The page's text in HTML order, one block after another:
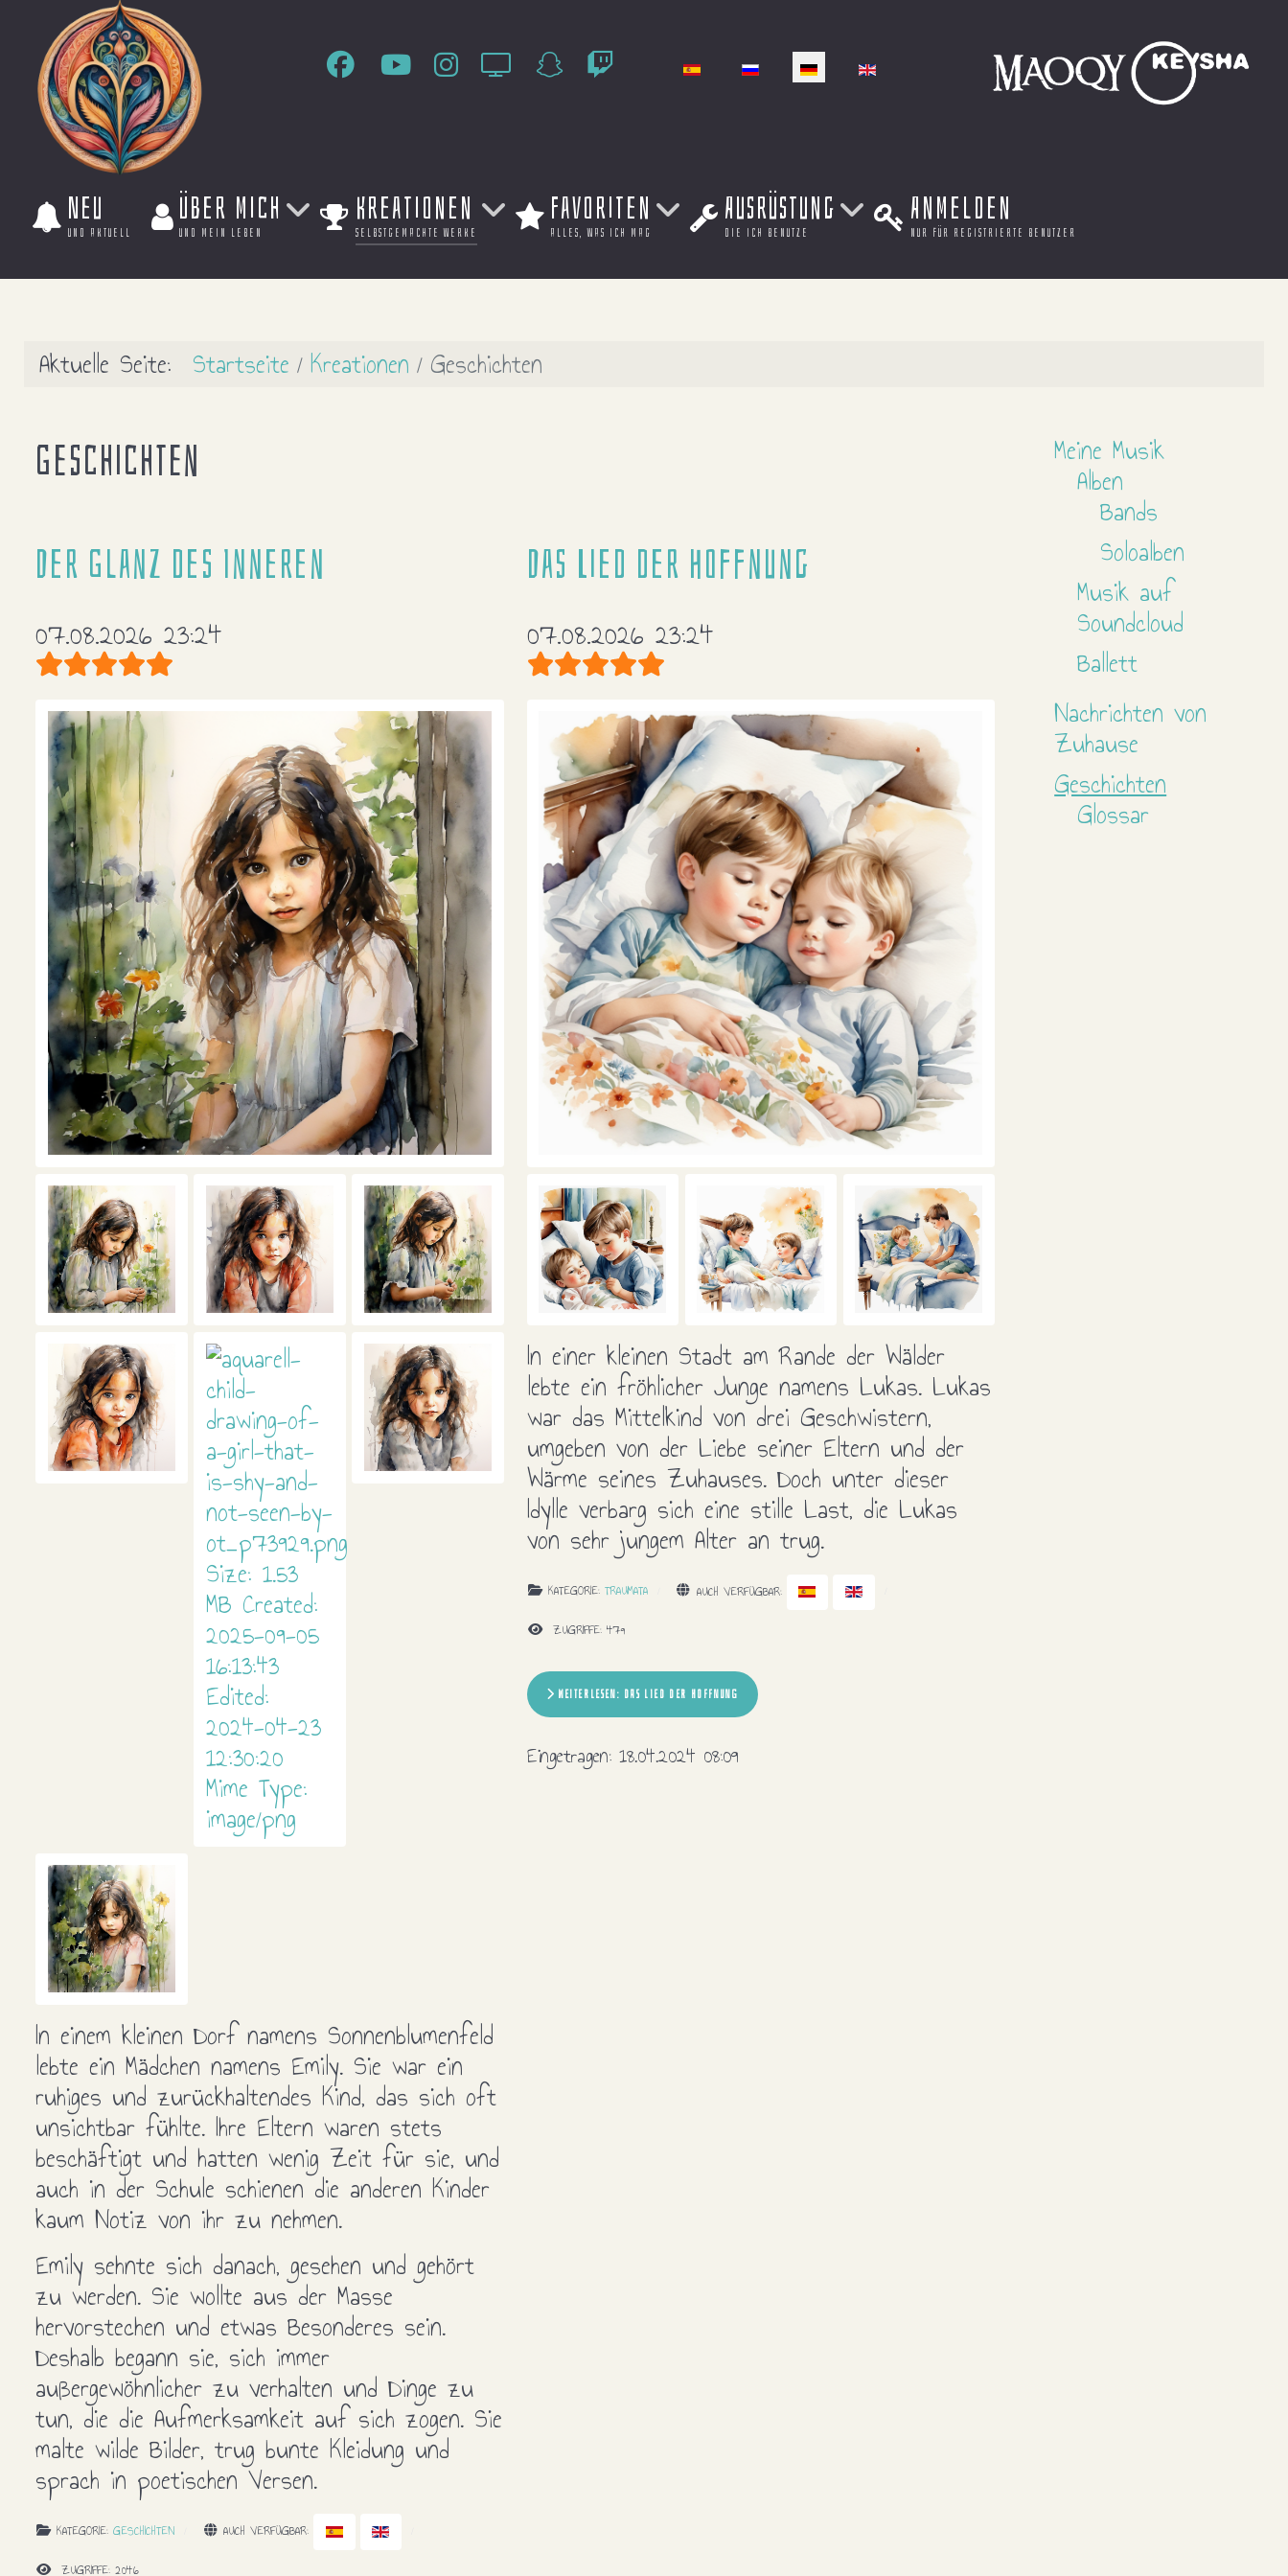
Sprache auswählen
Neu
und aktuell
Über mich
und mein leben
Kreationen
selbstgemachte werke
Favoriten
alles, was ich mag
Ausrüstung
die ich benutze
Anmelden
nur für registrierte benutzer
Aktuelle Seite: Startseite Kreationen Geschichten
Geschichten
Der Glanz des Inneren
07.08.2026 23:24
Bewertung: 5/
In einem kleinen Dorf namens Sonnenblumenfeld
lebte ein Mädchen namens Emily. Sie war ein
ruhiges und zurückhaltendes Kind, das sich oft
unsichtbar fühlte. Ihre Eltern waren stets
beschäftigt und hatten wenig Zeit für sie, und
auch in der Schule schienen die anderen Kinder
kaum Notiz von ihr zu nehmen.
Emily sehnte sich danach, gesehen und gehört
zu werden. Sie wollte aus der Masse
hervorstechen und etwas Besonderes sein.
Deshalb begann sie, sich immer
außergewöhnlicher zu verhalten und Dinge zu
tun, die die Aufmerksamkeit auf sich zogen. Sie
malte wilde Bilder, trug bunte Kleidung und
sprach in poetischen Versen.
KATEGORIE: GESCHICHTEN AUCH VERFÜGBAR:
ZUGRIFFE: 2046
Das Lied der Hoffnung
07.08.2026 23:24
Bewertung: 5/
In einer kleinen Stadt am Rande der Wälder
lebte ein fröhlicher Junge namens Lukas. Lukas
war das Mittelkind von drei Geschwistern,
umgeben von der Liebe seiner Eltern und der
Wärme seines Zuhauses. Doch unter dieser
Idylle verbarg sich eine stille Last, die Lukas
von sehr jungem Alter an trug.
KATEGORIE: TRAUMATA AUCH VERFÜGBAR:
ZUGRIFFE: 479
WEITERLESEN: DAS LIED DER HOFFNUNG
Eingetragen: 18.04.2024 08:09
Meine Musik
Alben
Bands
Soloalben
Musik auf
Soundcloud
Ballett
Nachrichten von
Zuhause
Geschichten
Glossar